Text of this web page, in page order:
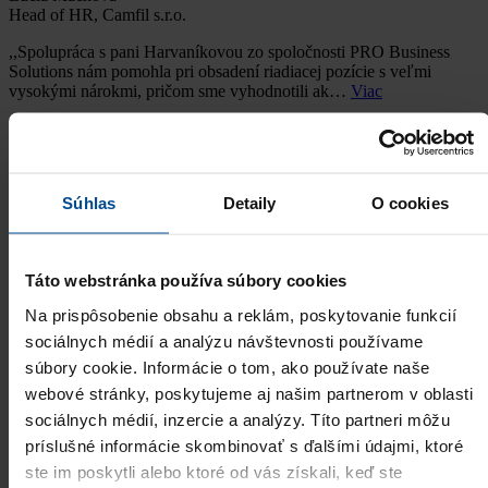
Súhlas Detaily O cookies
Táto webstránka používa súbory cookies
Na prispôsobenie obsahu a reklám, poskytovanie funkcií
sociálnych médií a analýzu návštevnosti používame
súbory cookie. Informácie o tom, ako používate naše
webové stránky, poskytujeme aj našim partnerom v oblasti
sociálnych médií, inzercie a analýzy. Títo partneri môžu
príslušné informácie skombinovať s ďalšími údajmi, ktoré
ste im poskytli alebo ktoré od vás získali, keď ste
Head of HR, Camfil s.r.o.
,,Spolupráca s pani Harvaníkovou zo spoločnosti PRO Business
Solutions nám pomohla pri obsadení riadiacej pozície s veľmi
vysokými nárokmi, pričom sme vyhodnotili ak… Viac
Konateľ spoločnosti - audítor, Asistent/ka audítora, Mzdová
,,Kompletní zajištění přípravy a realizace celého výběrového řízení
nadstandarní péčí. Přístup paní Harvan… Viac
Úspešne obsadené pozície:
Key Account Manager pre SK
Radek Paulín
Commercial Director, WELEDA, spol. s r.o.